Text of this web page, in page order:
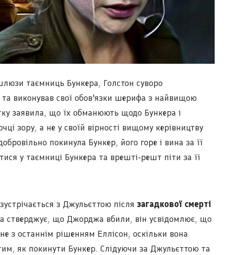
таємниць Бункера, Голстон суворо
виконував свої обов'язки шерифа з найвищою
заявила, що їх обманюють щодо Бункера і
зору, а не у своїй вірності вищому керівництву
покинула Бункер, його горе і вина за її
у таємниці Бункера та врешті-решт піти за її
з Джульєттою після загадкової смерті
стверджує, що Джорджа вбили, він усвідомлює, що
з останнім рішенням Еллісон, оскільки вона
як покинути Бункер. Слідуючи за Джульєттою та